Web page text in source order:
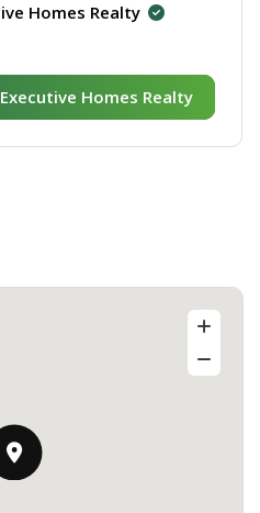
Homes Realty
Homes Realty